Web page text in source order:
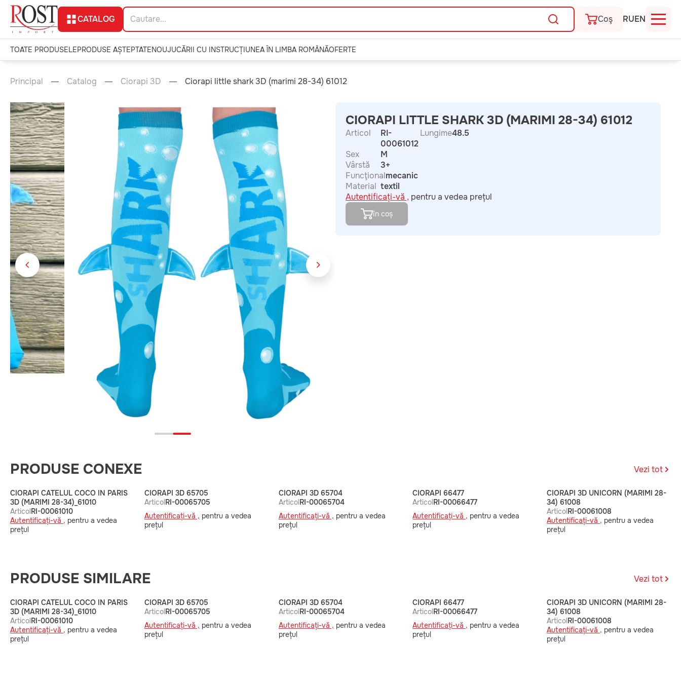
CATALOG Coş RUEN
TOATE PRODUSELEPRODUSE AȘTEPTATENOUJUCĂRII CU INSTRUCȚIUNEA ÎN LIMBA ROMÂNĂOFERTE
Principal Catalog Ciorapi 3D Ciorapi little shark 3D (marimi 28-34) 61012
CIORAPI LITTLE SHARK 3D (MARIMI 28-34) 61012
Articol
RI-
00061012
Sex
M
Vârstă
3+
Funcţionalmecanic
Material textil
Lungime48.5
Autentificați-vă , pentru a vedea prețul
în coș
PRODUSE CONEXE Vezi tot
CIORAPI CATELUL COCO IN PARIS
3D (MARIMI 28-34)_61010
ArticolRI-00061010
Autentificați-vă , pentru a vedea
prețul
CIORAPI 3D 65705
ArticolRI-00065705
Autentificați-vă , pentru a vedea
prețul
CIORAPI 3D 65704
ArticolRI-00065704
Autentificați-vă , pentru a vedea
prețul
CIORAPI 66477
ArticolRI-00066477
Autentificați-vă , pentru a vedea
prețul
CIORAPI 3D UNICORN (MARIMI 28-
34) 61008
ArticolRI-00061008
Autentificați-vă , pentru a vedea
prețul
PRODUSE SIMILARE Vezi tot
CIORAPI CATELUL COCO IN PARIS
3D (MARIMI 28-34)_61010
ArticolRI-00061010
Autentificați-vă , pentru a vedea
prețul
CIORAPI 3D 65705
ArticolRI-00065705
Autentificați-vă , pentru a vedea
prețul
CIORAPI 3D 65704
ArticolRI-00065704
Autentificați-vă , pentru a vedea
prețul
CIORAPI 66477
ArticolRI-00066477
Autentificați-vă , pentru a vedea
prețul
CIORAPI 3D UNICORN (MARIMI 28-
34) 61008
ArticolRI-00061008
Autentificați-vă , pentru a vedea
prețul